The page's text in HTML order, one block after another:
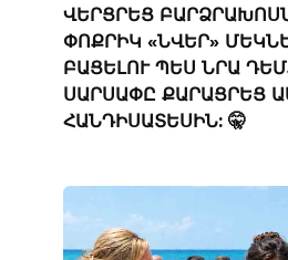
ՎԵՐՑՐԵՑ
ՓՈՔՐԻԿ «ՆՎԵՐ»
ԲԱՑԵԼՈՒ ՊԵՍ ՆՐԱ
ՍԱՐՍԱՓԸ ՔԱՐԱՑՐԵՑ
ՀԱՆԴԻՍԱՏԵՍԻՆ: 🤫